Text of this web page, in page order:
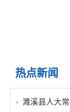
热点新闻